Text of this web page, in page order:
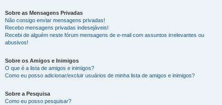
Sobre as Mensagens Privadas
Não consigo enviar mensagens privadas!
Recebo mensagens privadas indesejáveis!
Recebi de alguém neste fórum mensagens de e-mail com assuntos irrelevantes ou
abusivos!
Sobre os Amigos e Inimigos
O que é a lista de amigos e inimigos?
Como eu posso adicionar/excluir usuários de minha lista de amigos e inimigos?
Sobre a Pesquisa
Como eu posso pesquisar?